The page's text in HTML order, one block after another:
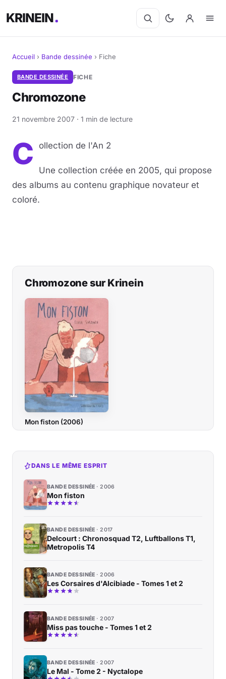
KRINEIN
Cinéma
Séries
Manga
BD
Jeux vidéo
Sciences & Tech
Forum
Accueil › Bande dessinée › Fiche
BANDE DESSINÉE FICHE
Chromozone
21 novembre 2007 · 1 min de lecture
C ollection de l'An 2
Une collection créée en 2005, qui propose
des albums au contenu graphique novateur et
coloré.
Chromozone sur Krinein
Mon fiston (2006)
DANS LE MÊME ESPRIT
BANDE DESSINÉE 2006
Mon fiston
BANDE DESSINÉE 2017
Delcourt : Chronosquad T2, Luftballons T1,
Metropolis T4
BANDE DESSINÉE 2006
Les Corsaires d'Alcibiade - Tomes 1 et 2
BANDE DESSINÉE 2007
Miss pas touche - Tomes 1 et 2
BANDE DESSINÉE 2007
Le Mal - Tome 2 - Nyctalope